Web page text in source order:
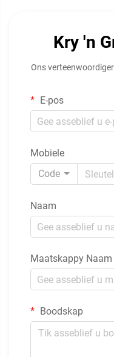
Kry 'n
Ons
E-pos
Mobiele
Code
Naam
Maatskappy Naam
Boodskap